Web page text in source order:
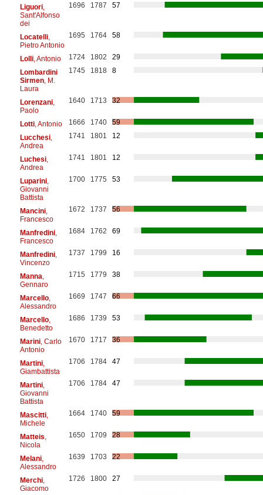
Liguori,
Sant'Alfonso
dei
1696 1787 57
Locatelli,
Pietro Antonio
1695 1764 58
Lolli, Antonio 1724 1802
29
Lombardini
Sirmen, M.
Laura
1745 1818 8
Lorenzani,
Paolo
1640 1713 32
Lotti, Antonio 1666 1740
59
Lucchesi,
Andrea
1741 1801 12
Luchesi,
Andrea
1741 1801 12
Luparini,
Giovanni
Battista
1700 1775 53
Mancini,
Francesco
1672 1737 56
Manfredini,
Francesco
1684 1762 69
Manfredini,
Vincenzo
1737 1799 16
Manna
Gennaro
1715 1779 38
Marcello,
Alessandro
1669 1747 66
Marcello,
Benedetto
1686 1739 53
Marini, Carlo
Antonio
1670 1717 36
Martini,
Giambattista
1706 1784 47
Martini,
Giovanni
Battista
1706 1784 47
Mascitti,
Michele
1664 1740 59
Matteis
Nicola
1650 1709 28
Melani,
Alessandro
1639 1703 22
Merchi,
Giacomo
1726 1800 27